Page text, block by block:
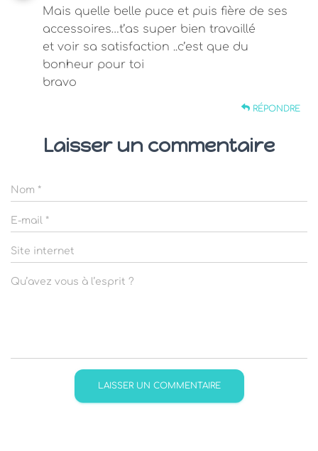
Mais quelle belle puce et puis fière de ses
accessoires…t’as super bien travaillé
et voir sa satisfaction ..c’est que du
bonheur pour toi
bravo
RÉPONDRE
Laisser un commentaire
Nom *
E-mail *
Site internet
Qu’avez vous à l’esprit ?